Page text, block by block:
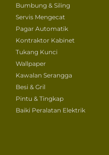
Bumbung & Siling
Servis Mengecat
Pagar Automatik
Kontraktor Kabinet
Tukang Kunci
Wallpaper
Kawalan Serangga
Besi & Gril
Pintu & Tingkap
Baiki Peralatan Elektrik